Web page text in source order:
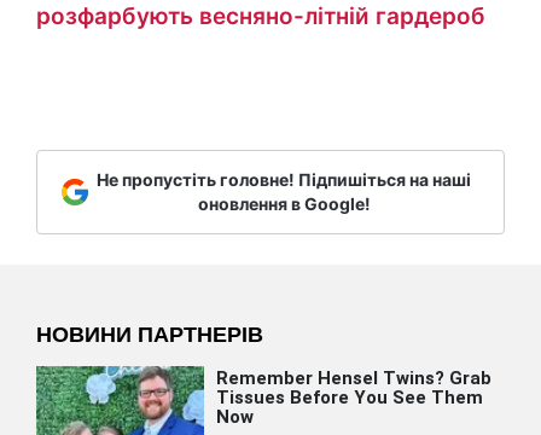
розфарбують весняно-літній гардероб
Не пропустіть головне! Підпишіться на наші
оновлення в Google!